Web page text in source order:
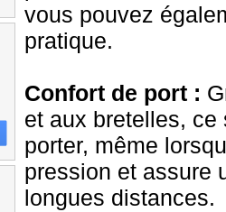
vous pouvez
pratique.
Confort de port :
et aux bretelles,
porter, même
pression et assure
longues distances.